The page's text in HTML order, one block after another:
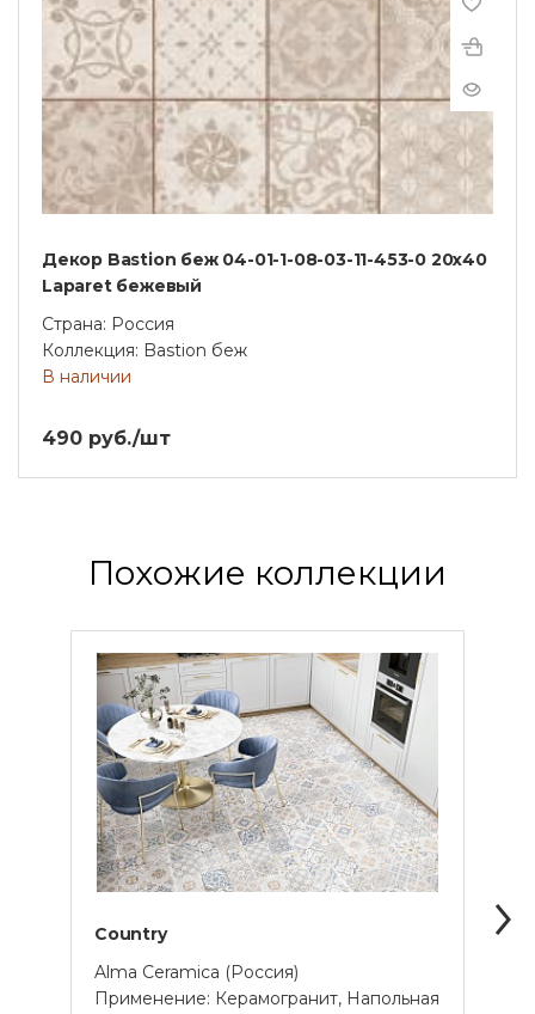
Декор Bastion беж 04-01-1-08-03-11-453-0 20х40
Laparet бежевый
Страна: Россия
Коллекция: Bastion беж
В наличии
490 руб./шт
Похожие коллекции
Country
Alma Ceramica (Россия)
Применение: Керамогранит, Напольная